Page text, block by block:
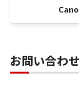
お問い合わせ